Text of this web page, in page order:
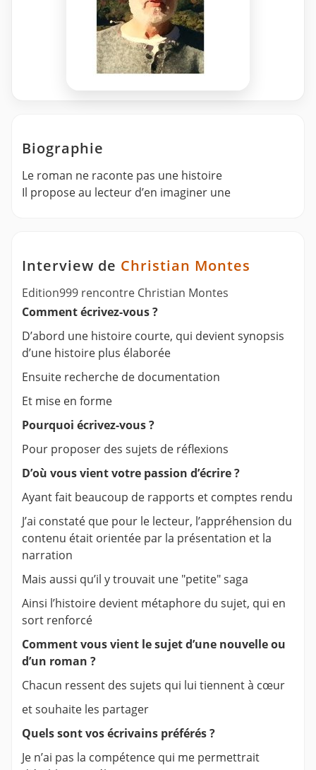
Biographie
Le roman ne raconte pas une histoire
Il propose au lecteur d’en imaginer une
Interview de Christian Montes
Edition999 rencontre Christian Montes
Comment écrivez-vous ?
D’abord une histoire courte, qui devient synopsis
d’une histoire plus élaborée
Ensuite recherche de documentation
Et mise en forme
Pourquoi écrivez-vous ?
Pour proposer des sujets de réflexions
D’où vous vient votre passion d’écrire ?
Ayant fait beaucoup de rapports et comptes rendu
J’ai constaté que pour le lecteur, l’appréhension du
contenu était orientée par la présentation et la
narration
Mais aussi qu’il y trouvait une "petite" saga
Ainsi l’histoire devient métaphore du sujet, qui en
sort renforcé
Comment vous vient le sujet d’une nouvelle ou
d’un roman ?
Chacun ressent des sujets qui lui tiennent à cœur
et souhaite les partager
Quels sont vos écrivains préférés ?
Je n’ai pas la compétence qui me permettrait